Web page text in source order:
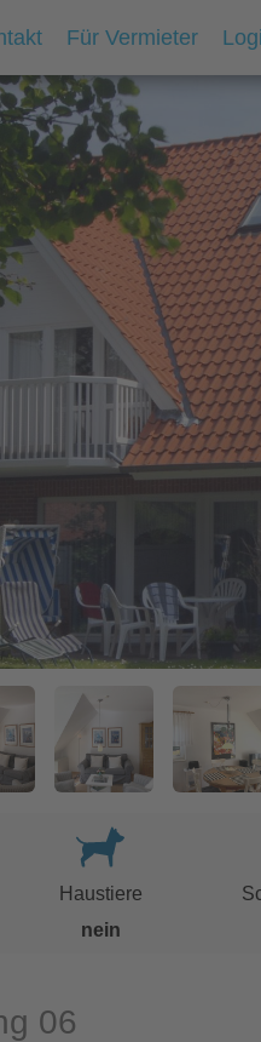
Für Vermieter
Haustiere
nein
06